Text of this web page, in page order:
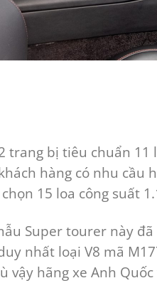
trang bị tiêu chuẩn
hàng có nhu
15 loa công suất
Super tourer này
nhất loại V8 mã
vậy hãng xe Anh